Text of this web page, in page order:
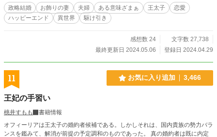
政略結婚 お飾りの妻 夫婦 ある意味ざまぁ 王太子
恋愛
ハッピーエンド
異世界 駆け引き
感想数 24
文字数 27,738
最終更新日 2024.05.06
登録日 2024.04.29
11 お気に入り追加 3,466
王妃の手習い
桃井すもも
書籍情報
オフィーリアは王太子の婚約者候補である。しかしそれは、国内貴族の勢力バラ
ンスを鑑みて、解消が前提の予定調和のものであった。 真の婚約者は既に内定